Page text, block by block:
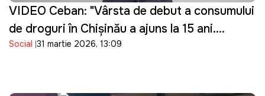
VIDEO Ceban: "Vârsta de debut a consumului
de droguri în Chișinău a ajuns la 15 ani.
Guvernarea cu ce se ocupă?"
Social 31 martie 2026, 13:09